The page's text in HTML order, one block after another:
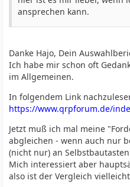
ansprechen kann.
Danke Hajo, Dein
Ich habe mir schon oft
im Allgemeinen.
In folgendem Link
https://www.qrpforum.de/
Jetzt muß ich mal meine
abgleichen - wenn auch nur
(nicht nur) an
Mich interessiert aber
also ist der Vergleich